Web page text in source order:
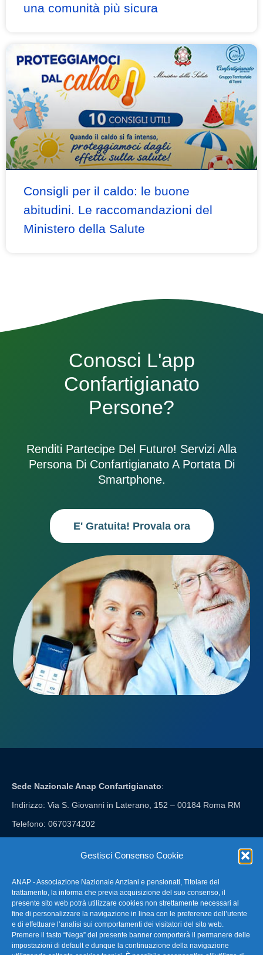
Gestisci Consenso Cookie
ANAP - Associazione Nazionale Anziani e pensionati, Titolare del
trattamento, la informa che previa acquisizione del suo consenso, il
presente sito web potrà utilizzare cookies non strettamente necessari al
fine di personalizzare la navigazione in linea con le preferenze dell’utente
e di effettuare l’analisi sui comportamenti dei visitatori del sito web.
Premere il tasto “Nega” del presente banner comporterà il permanere delle
impostazioni di default e dunque la continuazione della navigazione
una comunità più sicura
Consigli per il caldo: le buone
abitudini. Le raccomandazioni del
Ministero della Salute
Conosci L'app
Confartigianato
Persone?
Renditi Partecipe Del Futuro! Servizi Alla
Persona Di Confartigianato A Portata Di
Smartphone.
E' Gratuita! Provala ora
Sede Nazionale Anap Confartigianato:
Indirizzo: Via S. Giovanni in Laterano, 152 – 00184 Roma RM
Telefono: 0670374202
FAQ – Domande Frequenti
La nostra Newsletter
Link Utili